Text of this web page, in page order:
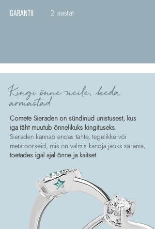
GARANTII 2 aastat
Kingi õnne neile, keda
armastad
Comete Sieraden on sündinud unistusest, kus
iga täht muutub õnnelikuks kingituseks.
Sieraden kannab endas tähte, tegelikke või
metafoorseid, mis on valmis kandja jaoks särama,
toetades igal ajal õnne ja kaitset.